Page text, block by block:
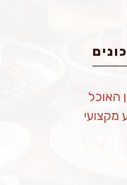
האוכל
מקצועי